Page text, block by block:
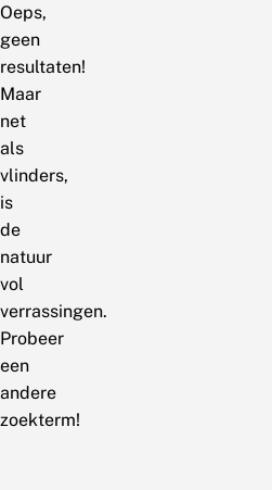
Oeps,
geen
resultaten!
Maar
net
als
vlinders,
is
de
natuur
vol
verrassingen.
Probeer
een
andere
zoekterm!